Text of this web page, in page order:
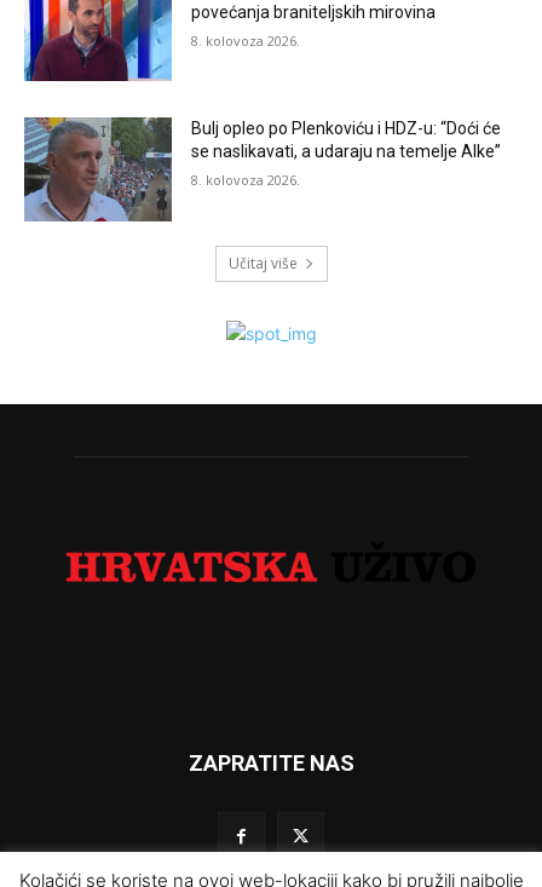
povećanja braniteljskih mirovina
8. kolovoza 2026.
Bulj opleo po Plenkoviću i HDZ-u: “Doći će
se naslikavati, a udaraju na temelje Alke”
8. kolovoza 2026.
Učitaj više
ZAPRATITE NAS
Kolačići se koriste na ovoj web-lokaciji kako bi pružili najbolje